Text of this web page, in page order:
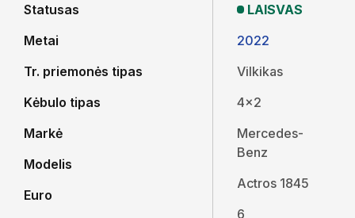
Statusas
Metai
Tr. priemonės tipas
Kėbulo tipas
Markė
Modelis
Euro
LAISVAS
2022
Vilkikas
4x2
Mercedes-
Benz
Actros 1845
6